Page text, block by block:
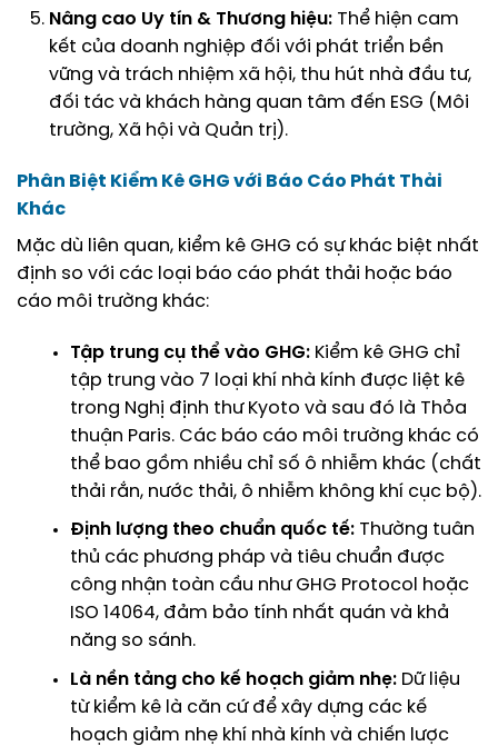
Nâng cao Uy tín & Thương hiệu:Thể hiện cam
kết của doanh nghiệp đối với phát triển bền
vững và trách nhiệm xã hội, thu hút nhà đầu tư,
đối tác và khách hàng quan tâm đến ESG (Môi
trường, Xã hội và Quản trị).
Phân Biệt Kiểm Kê GHG với Báo Cáo Phát Thải
Khác
Mặc dù liên quan, kiểm kê GHG có sự khác biệt nhất
định so với các loại báo cáo phát thải hoặc báo
cáo môi trường khác:
Tập trung cụ thể vào GHG: Kiểm kê GHG chỉ
tập trung vào 7 loại khí nhà kính được liệt kê
trong Nghị định thư Kyoto và sau đó là Thỏa
thuận Paris. Các báo cáo môi trường khác có
thể bao gồm nhiều chỉ số ô nhiễm khác (chất
thải rắn, nước thải, ô nhiễm không khí cục bộ).
Định lượng theo chuẩn quốc tế: Thường tuân
thủ các phương pháp và tiêu chuẩn được
công nhận toàn cầu như GHG Protocol hoặc
ISO 14064, đảm bảo tính nhất quán và khả
năng so sánh.
Là nền tảng cho kế hoạch giảm nhẹ: Dữ liệu
từ kiểm kê là căn cứ để xây dựng các kế
hoạch giảm nhẹ khí nhà kính và chiến lược